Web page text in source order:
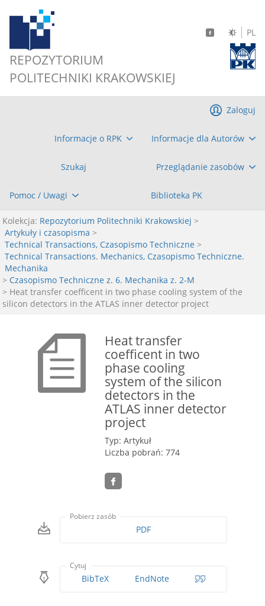
REPOZYTORIUM
POLITECHNIKI KRAKOWSKIEJ
PL
Informacje o RPK Informacje dla Autorów
Szukaj Przeglądanie zasobów
Pomoc / Uwagi Biblioteka PK
Zaloguj
Kolekcja: Repozytorium Politechniki Krakowskiej >
Artykuły i czasopisma >
Technical Transactions, Czasopismo Techniczne >
Technical Transactions. Mechanics, Czasopismo Techniczne.
Mechanika
> Czasopismo Techniczne z. 6. Mechanika z. 2-M
> Heat transfer coefficent in two phase cooling system of the
silicon detectors in the ATLAS inner detector project
Heat transfer
coefficent in two
phase cooling
system of the silicon
detectors in the
ATLAS inner detector
project
Typ: Artykuł
Liczba pobrań: 774
Pobierz zasób
PDF
Cytuj
BibTeX EndNote